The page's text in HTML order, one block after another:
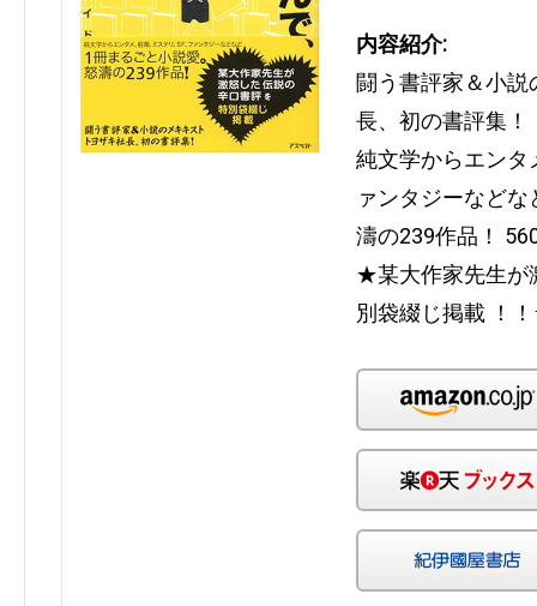
内容紹介:
闘う書評家＆小
長、初の書評集！
純文学からエンタ
ァンタジーなど
濤の239作品！
★某大作家先生が
別袋綴じ掲載 ！